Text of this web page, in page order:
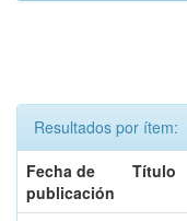
Resultados por ítem:
Fecha de
publicación
Título